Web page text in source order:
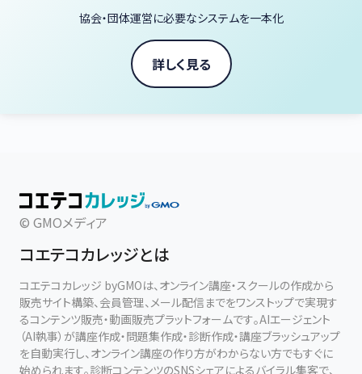
協会・団体運営に必要なシステムを一本化
詳しく見る
© GMOメディア
コエテコカレッジとは
コエテコカレッジ byGMOは、オンライン講座・スクールの作成から
販売サイト構築、会員管理、メール配信までをワンストップで実現す
るコンテンツ販売・動画販売プラットフォームです。AIエージェント
（AI執事）が講座作成・問題集作成・診断作成・講座ブラッシュアップ
を自動実行し、オンライン講座の作り方がわからない方でもすぐに
始められます。診断コンテンツのSNSシェアによるバイラル集客で、